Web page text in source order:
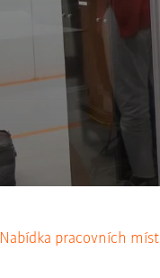
Nabídka pracovních míst